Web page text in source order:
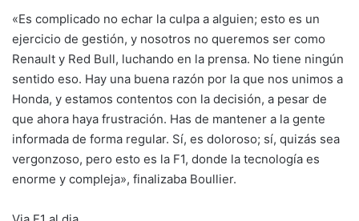
«Es complicado no echar la culpa a alguien; esto es un
ejercicio de gestión, y nosotros no queremos ser como
Renault y Red Bull, luchando en la prensa. No tiene ningún
sentido eso. Hay una buena razón por la que nos unimos a
Honda, y estamos contentos con la decisión, a pesar de
que ahora haya frustración. Has de mantener a la gente
informada de forma regular. Sí, es doloroso; sí, quizás sea
vergonzoso, pero esto es la F1, donde la tecnología es
enorme y compleja», finalizaba Boullier.